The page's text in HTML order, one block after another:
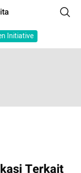
Initiative
Terkait